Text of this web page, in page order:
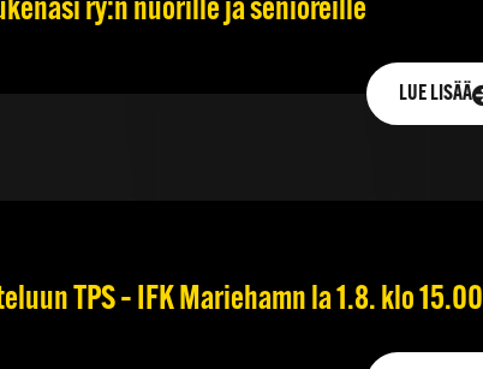
ry:n nuorille ja senioreille
LUE LISÄÄ
TPS – IFK Mariehamn la 1.8. klo 15.00